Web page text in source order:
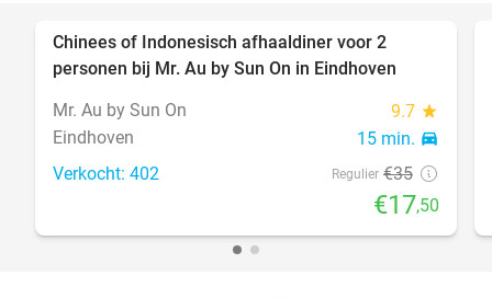
Chinees of Indonesisch afhaaldiner voor 2
personen bij Mr. Au by Sun On in Eindhoven
Mr. Au by Sun On
9.7 star
Eindhoven 15 min. directions_car
Verkocht: 402 Regulier €35
€17,50